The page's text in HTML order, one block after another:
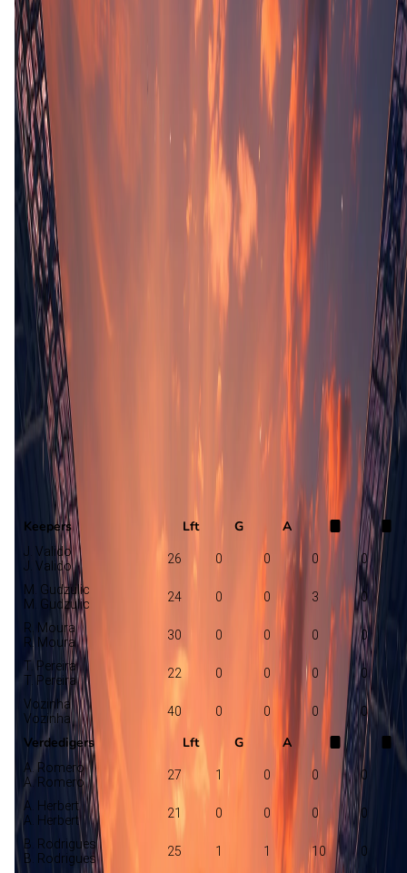
Opstelling nog niet bekend
Oliveirense
Keepers Lft G A
J. Valido
J. Valido
26 0 0 0 0
M. Gudzulic
M. Gudzulic
24 0 0 3 0
R. Moura
R. Moura
30 0 0 0 0
T. Pereira
T. Pereira
22 0 0 0 0
Vozinha
Vozinha
40 0 0 0 0
Verdedigers Lft G A
A. Romero
A. Romero
27 1 0 0 0
A. Herbert
A. Herbert
21 0 0 0 0
B. Rodrigues
B. Rodrigues
25 1 1 10 0